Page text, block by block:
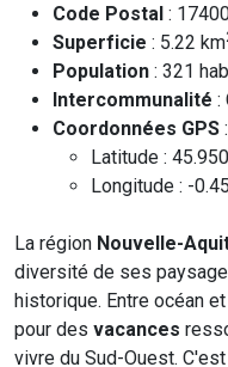
Code Postal :
Superficie : 5.22 km
Population : 321
Intercommunalité :
Coordonnées GPS :
Latitude :
Longitude : -
La région Nouvelle-
diversité de ses
historique. Entre océan
pour des vacances
vivre du Sud-Ouest.